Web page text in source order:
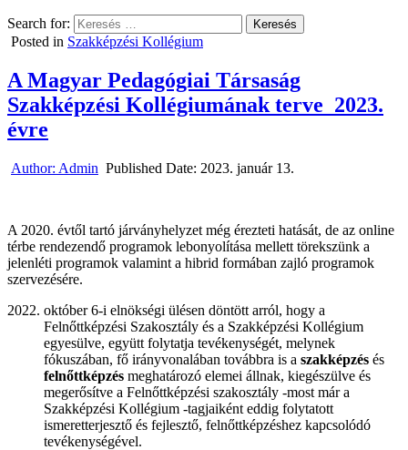
Search for:
Posted in Szakképzési Kollégium
A Magyar Pedagógiai Társaság
Szakképzési Kollégiumának terve 2023.
évre
Author: Admin Published Date: 2023. január 13.
A 2020. évtől tartó járványhelyzet még érezteti hatását, de az online
térbe rendezendő programok lebonyolítása mellett törekszünk a
jelenléti programok valamint a hibrid formában zajló programok
szervezésére.
október 6-i elnökségi ülésen döntött arról, hogy a
Felnőttképzési Szakosztály és a Szakképzési Kollégium
egyesülve, együtt folytatja tevékenységét, melynek
fókuszában, fő irányvonalában továbbra is a szakképzés és
felnőttképzés meghatározó elemei állnak, kiegészülve és
megerősítve a Felnőttképzési szakosztály -most már a
Szakképzési Kollégium -tagjaiként eddig folytatott
ismeretterjesztő és fejlesztő, felnőttképzéshez kapcsolódó
tevékenységével.